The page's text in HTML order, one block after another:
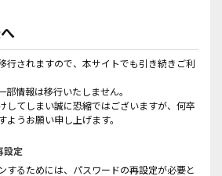
行されますので、本サイトでも引き続きご利
情報は移行いたしません。
してしまい誠に恐縮ではございますが、何卒
うお願い申し上げます。
設定
するためには、パスワードの再設定が必要と